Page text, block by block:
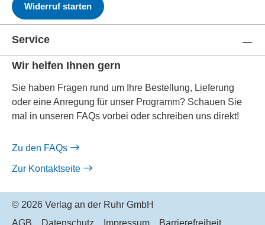
Widerruf starten
Service
Wir helfen Ihnen gern
Sie haben Fragen rund um Ihre Bestellung, Lieferung
oder eine Anregung für unser Programm? Schauen Sie
mal in unseren FAQs vorbei oder schreiben uns direkt!
Zu den FAQs
Zur Kontaktseite
© 2026 Verlag an der Ruhr GmbH
AGB
Datenschutz Impressum Barrierefreiheit